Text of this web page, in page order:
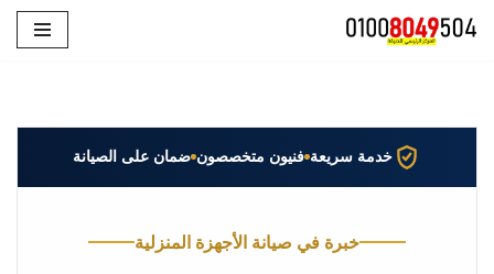
خدمة سريعة فنيون متخصصون ضمان على الصيانة
خبرة في صيانة الأجهزة المنزلية